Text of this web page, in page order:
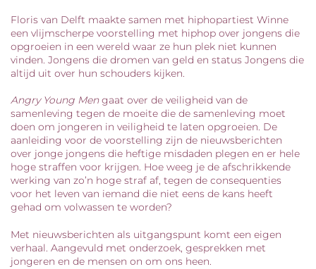
Floris van Delft maakte samen met hiphopartiest Winne
een vlijmscherpe voorstelling met hiphop over jongens die
opgroeien in een wereld waar ze hun plek niet kunnen
vinden. Jongens die dromen van geld en status Jongens die
altijd uit over hun schouders kijken.
Angry Young Mengaat over de veiligheid van de
samenleving tegen de moeite die de samenleving moet
doen om jongeren in veiligheid te laten opgroeien. De
aanleiding voor de voorstelling zijn de nieuwsberichten
over jonge jongens die heftige misdaden plegen en er hele
hoge straffen voor krijgen. Hoe weeg je de afschrikkende
werking van zo’n hoge straf af, tegen de consequenties
voor het leven van iemand die niet eens de kans heeft
gehad om volwassen te worden?
Met nieuwsberichten als uitgangspunt komt een eigen
verhaal. Aangevuld met onderzoek, gesprekken met
jongeren en de mensen on om ons heen.